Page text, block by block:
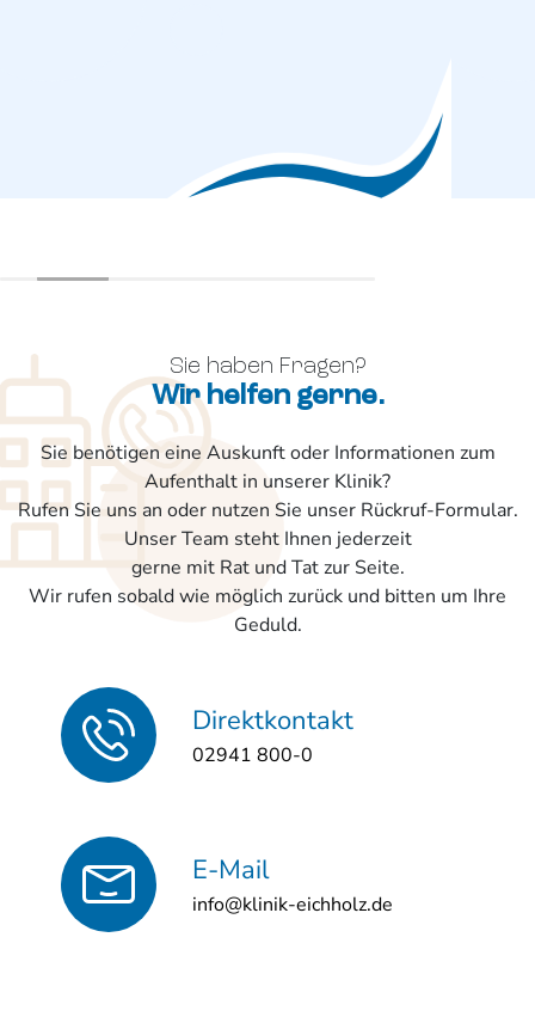
Sie haben Fragen?
Wir helfen gerne.
Sie benötigen eine Auskunft oder Informationen zum
Aufenthalt in unserer Klinik?
Rufen Sie uns an oder nutzen Sie unser Rückruf-Formular.
Unser Team steht Ihnen jederzeit
gerne mit Rat und Tat zur Seite.
Wir rufen sobald wie möglich zurück und bitten um Ihre
Geduld.
Direktkontakt
02941 800-0
E-Mail
info@klinik-eichholz.de